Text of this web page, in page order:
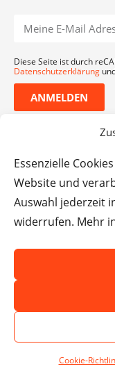
Essenzielle
Website und
Auswahl jederzeit
widerrufen. Mehr
Cookie-
Diese Seite ist durch
Datenschutzerklärung
ANMELDEN
nicht für